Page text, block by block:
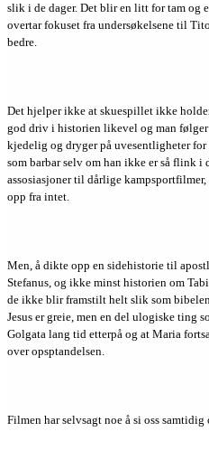
slik i de dager. Det blir en litt for tam
overtar fokuset fra undersøkelsene til
bedre.
Det hjelper ikke at skuespillet ikke
god driv i historien likevel og man
kjedelig og dryger på uvesentligheter
som barbar selv om han ikke er så flink i
assosiasjoner til dårlige
opp fra intet.
Men, å dikte opp en sidehistorie til
Stefanus, og ikke minst historien om
de ikke blir framstilt helt slik som
Jesus er greie, men en del ulogiske ting
Golgata lang tid etterpå og at Maria
over opsptandelsen.
Filmen har selvsagt noe å si oss